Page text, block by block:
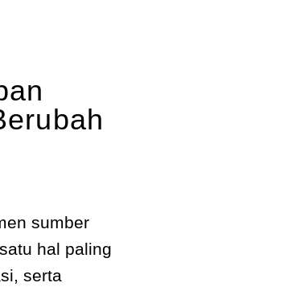
sumber
hal paling
serta